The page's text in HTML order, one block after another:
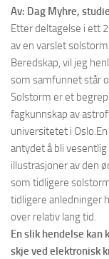
Av: Dag Myhre,
Etter deltagelse i ett
av en varslet
Beredskap, vil jeg
som samfunnet står
Solstorm er et
fagkunnskap av
universitetet i
antydet å bli
illustrasjoner av den
som tidligere
tidligere anledninger
over relativ lang tid.
En slik hendelse kan
skje ved elektronisk